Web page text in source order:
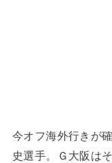
今オフ海外行きが
史選手。Ｇ大阪は